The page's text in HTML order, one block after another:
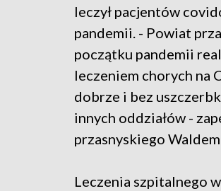
leczył pacjentów
pandemii. - Powiat
początku pandemii
leczeniem chorych na
dobrze i bez
innych oddziałów -
przasnyskiego
Leczenia szpitalnego